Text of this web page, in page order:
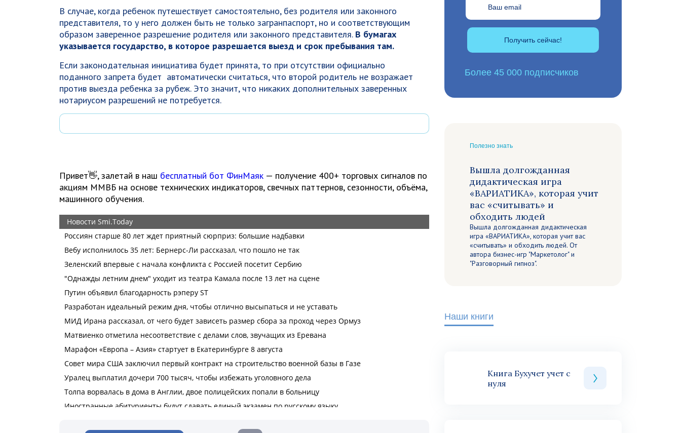
В случае, когда ребенок путешествует самостоятельно, без родителя или законного
представителя, то у него должен быть не только загранпаспорт, но и соответствующим
образом заверенное разрешение родителя или законного представителя. В бумагах
указывается государство, в которое разрешается выезд и срок пребывания там.
Если законодательная инициатива будет принята, то при отсутствии официально
поданного запрета будет автоматически считаться, что второй родитель не возражает
против выезда ребенка за рубеж. Это значит, что никаких дополнительных заверенных
нотариусом разрешений не потребуется.
Привет👋, залетай в наш бесплатный бот ФинМаяк — получение 400+ торговых сигналов по
акциям ММВБ на основе технических индикаторов, свечных паттернов, сезонности, объёма,
машинного обучения.
Получить сейчас!
Более 45 000 подписчиков
Полезно знать
Вышла долгожданная
дидактическая игра
«ВАРИАТИКА», которая учит
вас «считывать» и
обходить людей
Вышла долгожданная дидактическая
игра «ВАРИАТИКА», которая учит вас
«считывать» и обходить людей. От
автора бизнес-игр "Маркетолог" и
"Разговорный гипноз".
Наши книги
Книга Бухучет учет с
нуля